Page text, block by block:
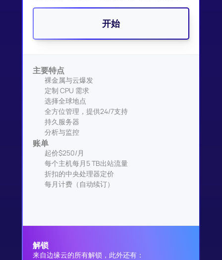
开始
主要特点
裸金属与云爆发
定制 CPU 需求
选择全球地点
全方位管理，提供24/7支持
持久服务器
分析与监控
账单
起价$250/月
每个主机每月5 TB出站流量
折扣的中央处理器定价
每月计费（自动续订）
解锁
来自边缘云的所有解锁，此外还有：